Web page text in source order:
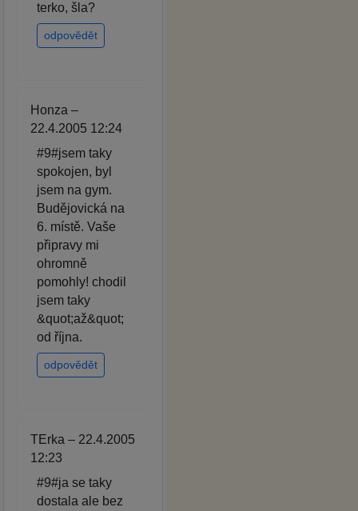
terko, šla?
odpovědět
Honza –
22.4.2005 12:24
#9#jsem taky
spokojen, byl
jsem na gym.
Budějovická na
6. místě. Vaše
připravy mi
ohromně
pomohly! chodil
jsem taky
&quot;až&quot;
od října.
odpovědět
TErka – 22.4.2005
12:23
#9#ja se taky
dostala ale bez